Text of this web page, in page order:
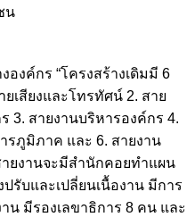
น
องค์กร “โครงสร้างเดิมมี 6
ยเสียงและโทรทัศน์ 2. สาย
3. สายงานบริหารองค์กร 4.
รภูมิภาค และ 6. สายงาน
ยงานจะมีสำนักคอยทำแผน
รับและเปลี่ยนเนื้องาน มีการ
าน มีรองเลขาธิการ 8 คน และ